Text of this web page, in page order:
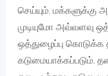
செய்யும். மக்களுக்கு
முடியுமோ அவ்வளவு
ஒத்துழைப்பு கொடுக்க
கடுமையாக்கப்படும்.